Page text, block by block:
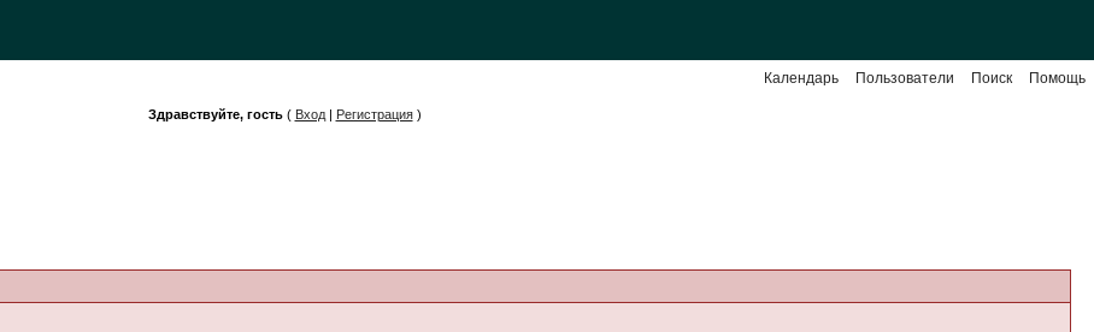
Помощь
Поиск
Пользователи
Календарь
Здравствуйте, гость( Вход| Регистрация)